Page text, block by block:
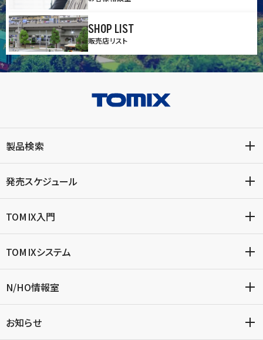
SHOP LIST
販売店リスト
製品検索
発売スケジュール
TOMIX入門
TOMIXシステム
N/HO情報室
お知らせ